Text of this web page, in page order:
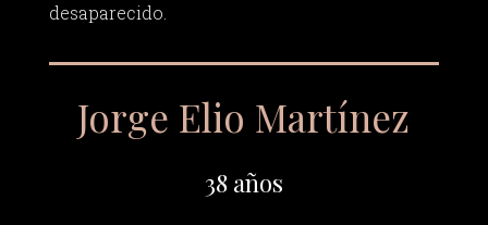
desaparecido.
Jorge Elio Martínez
38 años